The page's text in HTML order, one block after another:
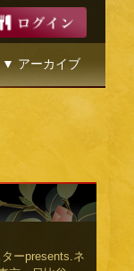
▼ アーカイブ
ーpresents.ネ